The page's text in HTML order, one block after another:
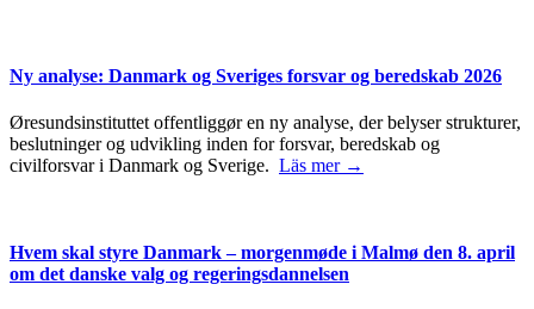
Ny analyse: Danmark og Sveriges forsvar og beredskab 2026
Øresundsinstituttet offentliggør en ny analyse, der belyser strukturer,
beslutninger og udvikling inden for forsvar, beredskab og
civilforsvar i Danmark og Sverige. Läs mer →
Hvem skal styre Danmark – morgenmøde i Malmø den 8. april
om det danske valg og regeringsdannelsen